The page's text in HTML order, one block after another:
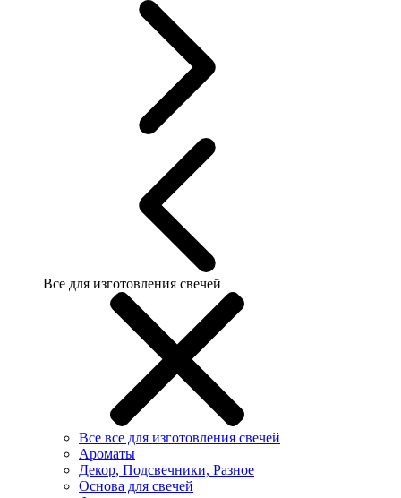
Все для изготовления свечей
Все все для изготовления свечей
Ароматы
Декор, Подсвечники, Разное
Основа для свечей